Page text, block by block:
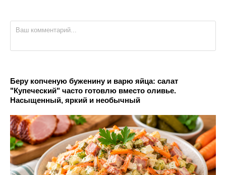
Беру копченую буженину и варю яйца: салат
"Купеческий" часто готовлю вместо оливье.
Насыщенный, яркий и необычный